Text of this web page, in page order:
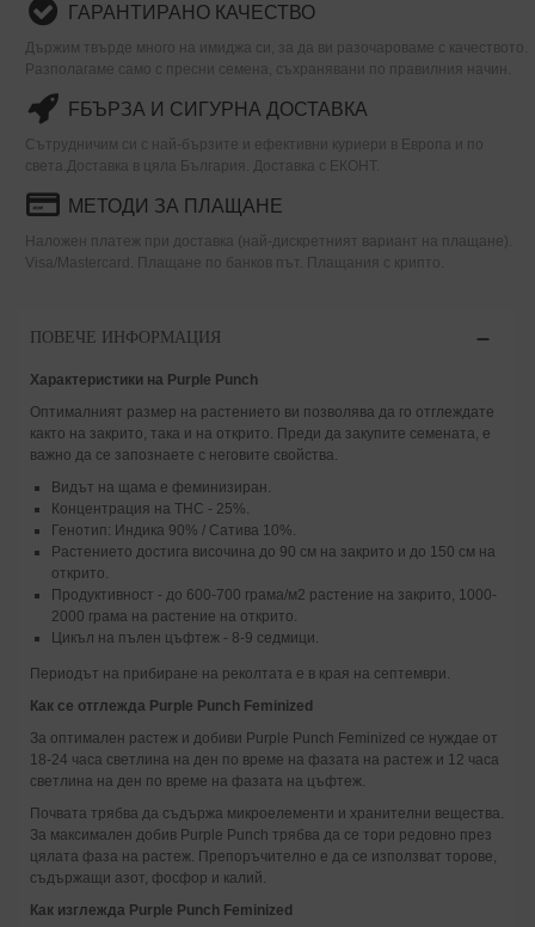
ГАРАНТИРАНО КАЧЕСТВО
Държим твърде много на имиджа си, за да ви разочароваме с качеството.
Разполагаме само с пресни семена, съхранявани по правилния начин.
FБЪРЗА И СИГУРНА ДОСТАВКА
Сътрудничим си с най-бързите и ефективни куриери в Европа и по
света.Доставка в цяла България. Доставка с ЕКОНТ.
МЕТОДИ ЗА ПЛАЩАНЕ
Наложен платеж при доставка (най-дискретният вариант на плащане).
Visa/Mastercard. Плащане по банков път. Плащания с крипто.
ПОВЕЧЕ ИНФОРМАЦИЯ
Характеристики на Purple Punch
Оптималният размер на растението ви позволява да го отглеждате
както на закрито, така и на открито. Преди да закупите семената, е
важно да се запознаете с неговите свойства.
Видът на щама е феминизиран.
Концентрация на THC - 25%.
Генотип: Индика 90% / Сатива 10%.
Растението достига височина до 90 см на закрито и до 150 см на
открито.
Продуктивност - до 600-700 грама/м2 растение на закрито, 1000-
2000 грама на растение на открито.
Цикъл на пълен цъфтеж - 8-9 седмици.
Периодът на прибиране на реколтата е в края на септември.
Как се отглежда Purple Punch Feminized
За оптимален растеж и добиви Purple Punch Feminized се нуждае от
18-24 часа светлина на ден по време на фазата на растеж и 12 часа
светлина на ден по време на фазата на цъфтеж.
Почвата трябва да съдържа микроелементи и хранителни вещества.
За максимален добив Purple Punch трябва да се тори редовно през
цялата фаза на растеж. Препоръчително е да се използват торове,
съдържащи азот, фосфор и калий.
Как изглежда Purple Punch Feminized